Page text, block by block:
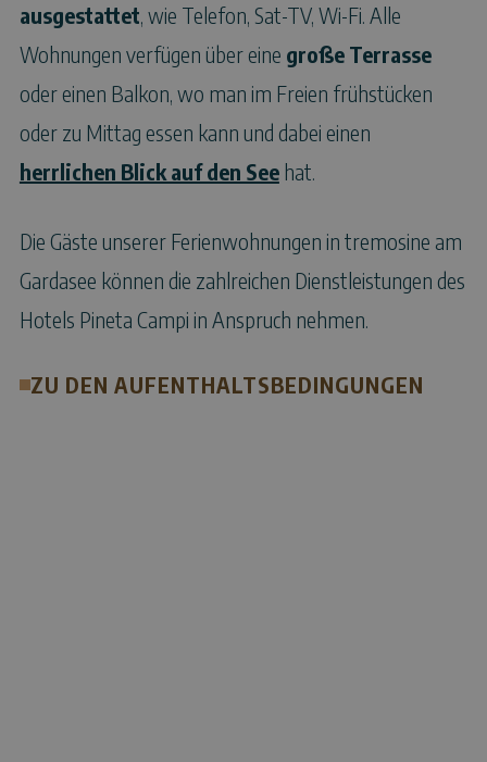
ausgestattet, wie Telefon, Sat-TV, Wi-Fi. Alle
Wohnungen verfügen über eine große Terrasse
oder einen Balkon, wo man im Freien frühstücken
oder zu Mittag essen kann und dabei einen
herrlichen Blick auf den Seehat.
Die Gäste unserer Ferienwohnungen in tremosine am
Gardasee können die zahlreichen Dienstleistungen des
Hotels Pineta Campi in Anspruch nehmen.
ZU DEN AUFENTHALTSBEDINGUNGEN